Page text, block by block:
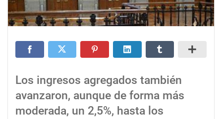
Los ingresos agregados también
avanzaron, aunque de forma más
moderada, un 2,5%, hasta los